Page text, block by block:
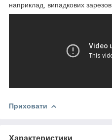
наприклад, випадкових зарезов.
Приховати
Характеристики